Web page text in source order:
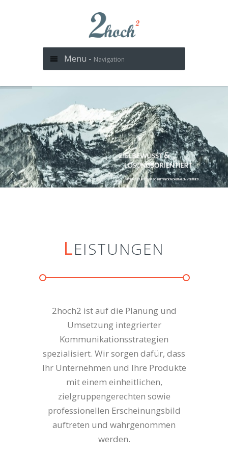
Menu - Navigation
LEISTUNGEN
2hoch2 ist auf die Planung und
Umsetzung integrierter
Kommunikationsstrategien
spezialisiert. Wir sorgen dafür, dass
Ihr Unternehmen und Ihre Produkte
mit einem einheitlichen,
zielgruppengerechten sowie
professionellen Erscheinungsbild
auftreten und wahrgenommen
werden.